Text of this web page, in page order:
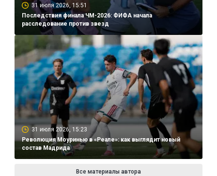
31 июля 2026, 15:51
Последствия финала ЧМ-2026: ФИФА начала
расследование против звезд
31 июля 2026, 15:23
Революция Моуринью в «Реале»: как выглядит новый
состав Мадрида
Все материалы автора